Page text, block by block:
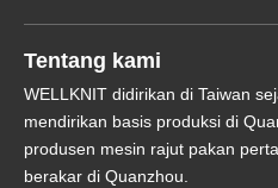
Tentang kami
WELLKNIT didirikan di Taiwan
mendirikan basis produksi di
produsen mesin rajut pakan
berakar di Quanzhou.